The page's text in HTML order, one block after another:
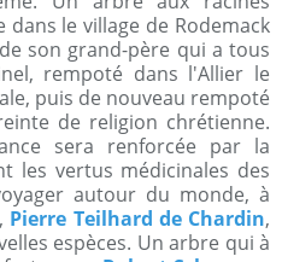
le village de Rodemack
son grand-père qui a tous
rempoté dans l'Allier le
puis de nouveau rempoté
de religion chrétienne.
sera renforcée par la
les vertus médicinales des
autour du monde, à
Pierre Teilhard de Chardin,
espèces. Un arbre qui à